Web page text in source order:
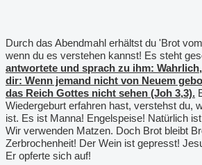
Durch das Abendmahl erhältst du 'Brot
wenn du es verstehen kannst! Es steht
antwortete und sprach zu ihm:
dir: Wenn jemand nicht von Neuem
das Reich Gottes nicht sehen (Joh 3,3).
Wiedergeburt erfahren hast, verstehst du,
ist. Es ist Manna! Engelspeise! Natürlich
Wir verwenden Matzen. Doch Brot bleibt
Zerbrochenheit! Der Wein ist gepresst!
Er opferte sich auf!